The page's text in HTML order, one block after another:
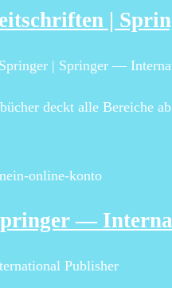
|
| Springer —
deckt alle Bereiche
online-konto
—
Publisher